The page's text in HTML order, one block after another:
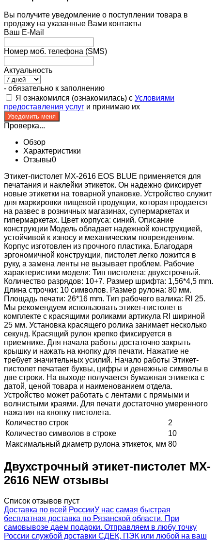
Вы получите уведомление о поступлении товара в
продажу на указанные Вами контакты
Ваш E-Mail
Номер моб. телефона (SMS)
Актуальность
- обязательно к заполнению
Я ознакомился (ознакомилась) с Условиями
предоставления услуг и принимаю их
Проверка...
Обзор
Характеристики
Отзывы0
Этикет-пистолет MX-2616 EOS BLUE применяется для
печатания и наклейки этикеток. Он надежно фиксирует
новые этикетки на товарной упаковке. Устройство служит
для маркировки пищевой продукции, которая продается
на развес в розничных магазинах, супермаркетах и
гипермаркетах. Цвет корпуса: синий. Описание
конструкции Модель обладает надежной конструкцией,
устойчивой к износу и механическим повреждениям.
Корпус изготовлен из прочного пластика. Благодаря
эргономичной конструкции, пистолет легко ложится в
руку, а замена ленты не вызывает проблем. Рабочие
характеристики модели: Тип пистолета: двухстрочный.
Количество разрядов: 10+7. Размер шрифта: 1,56*4,5 mm.
Длина строчки: 10 символов. Размер рулона: 80 мм.
Площадь печати: 26*16 mm. Тип рабочего валика: Rl 25.
Мы рекомендуем использовать этикет-пистолет в
комплекте с красящими роликами артикула Rl шириной
25 мм. Установка красящего ролика занимает несколько
секунд. Красящий рулон крепко фиксируется в
приемнике. Для начала работы достаточно закрыть
крышку и нажать на кнопку для печати. Нажатие не
требует значительных усилий. Начало работы Этикет-
пистолет печатает буквы, цифры и денежные символы в
две строки. На выходе получается бумажная этикетка с
датой, ценой товара и наименованием отдела.
Устройство может работать с лентами с прямыми и
волнистыми краями. Для печати достаточно умеренного
нажатия на кнопку пистолета.
Количество строк
2
Количество символов в строке
10
Максимальный диаметр рулона этикеток, мм 80
Двухстрочный этикет-пистолет MX-
2616 NEW отзывы
Список отзывов пуст
Доставка по всей РоссииУ нас самая быстрая
бесплатная доставка по Рязанской области. При
самовывозе даем подарки. Отправляем в любу точку
России службой доставки СДЕК, ПЭК или любой на ваш